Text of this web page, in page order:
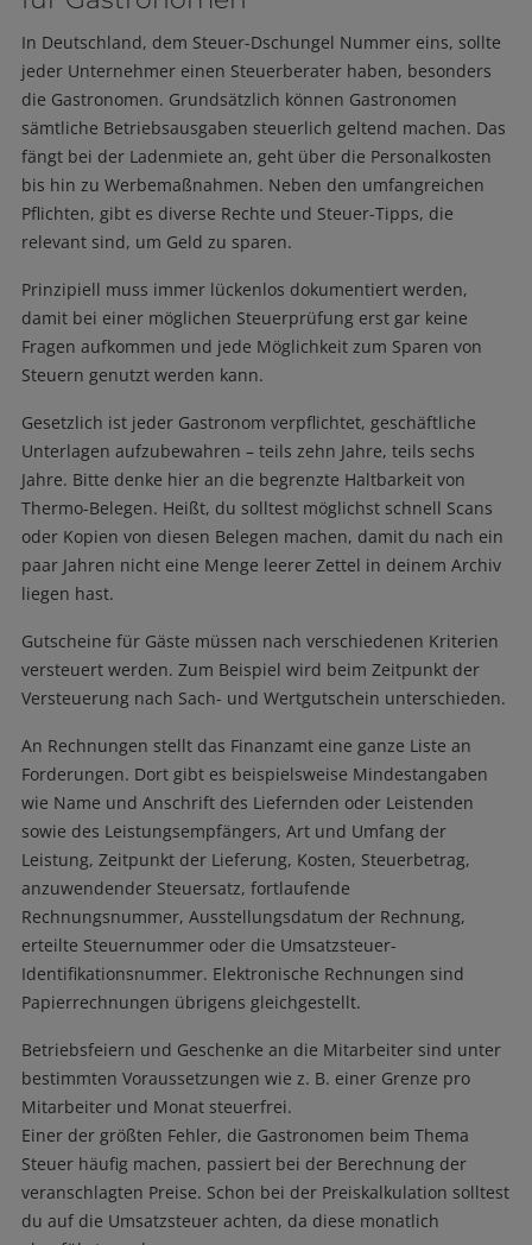
In Deutschland, dem Steuer-Dschungel Nummer eins, sollte
jeder Unternehmer einen Steuerberater haben, besonders
die Gastronomen. Grundsätzlich können Gastronomen
sämtliche Betriebsausgaben steuerlich geltend machen. Das
fängt bei der Ladenmiete an, geht über die Personalkosten
bis hin zu Werbemaßnahmen. Neben den umfangreichen
Pflichten, gibt es diverse Rechte und Steuer-Tipps, die
relevant sind, um Geld zu sparen.
Prinzipiell muss immer lückenlos dokumentiert werden,
damit bei einer möglichen Steuerprüfung erst gar keine
Fragen aufkommen und jede Möglichkeit zum Sparen von
Steuern genutzt werden kann.
Gesetzlich ist jeder Gastronom verpflichtet, geschäftliche
Unterlagen aufzubewahren – teils zehn Jahre, teils sechs
Jahre. Bitte denke hier an die begrenzte Haltbarkeit von
Thermo-Belegen. Heißt, du solltest möglichst schnell Scans
oder Kopien von diesen Belegen machen, damit du nach ein
paar Jahren nicht eine Menge leerer Zettel in deinem Archiv
liegen hast.
Gutscheine für Gäste müssen nach verschiedenen Kriterien
versteuert werden. Zum Beispiel wird beim Zeitpunkt der
Versteuerung nach Sach- und Wertgutschein unterschieden.
An Rechnungen stellt das Finanzamt eine ganze Liste an
Forderungen. Dort gibt es beispielsweise Mindestangaben
wie Name und Anschrift des Liefernden oder Leistenden
sowie des Leistungsempfängers, Art und Umfang der
Leistung, Zeitpunkt der Lieferung, Kosten, Steuerbetrag,
anzuwendender Steuersatz, fortlaufende
Rechnungsnummer, Ausstellungsdatum der Rechnung,
erteilte Steuernummer oder die Umsatzsteuer-
Identifikationsnummer. Elektronische Rechnungen sind
Papierrechnungen übrigens gleichgestellt.
Betriebsfeiern und Geschenke an die Mitarbeiter sind unter
bestimmten Voraussetzungen wie z. B. einer Grenze pro
Mitarbeiter und Monat steuerfrei.
Einer der größten Fehler, die Gastronomen beim Thema
Steuer häufig machen, passiert bei der Berechnung der
veranschlagten Preise. Schon bei der Preiskalkulation solltest
du auf die Umsatzsteuer achten, da diese monatlich